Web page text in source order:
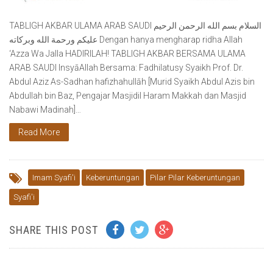
TABLIGH AKBAR ULAMA ARAB SAUDI ‎بسم الله الرحمن الرحيم ‎السلام
عليكم ورحمة الله وبركاته Dengan hanya mengharap ridha Allah
‘Azza Wa Jalla HADIRILAH! TABLIGH AKBAR BERSAMA ULAMA
ARAB SAUDI InsyāAllah Bersama: Fadhilatusy Syaikh Prof. Dr.
Abdul Aziz As-Sadhan hafizhahullāh [Murid Syaikh Abdul Azis bin
Abdullah bin Baz, Pengajar Masjidil Haram Makkah dan Masjid
Nabawi Madinah]…
Read More
Imam Syafi'i Keberuntungan Pilar Pilar Keberuntungan
Syafi'i
SHARE THIS POST